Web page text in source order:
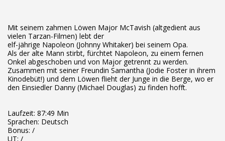
Mit seinem zahmen Löwen Major McTavish (altgedient aus
vielen Tarzan-Filmen) lebt der
elf-jährige Napoleon (Johnny Whitaker) bei seinem Opa.
Als der alte Mann stirbt, fürchtet Napoleon, zu einem fernen
Onkel abgeschoben und von Major getrennt zu werden.
Zusammen mit seiner Freundin Samantha (Jodie Foster in ihrem
Kinodebüt!) und dem Löwen flieht der Junge in die Berge, wo er
den Einsiedler Danny (Michael Douglas) zu finden hofft.
Laufzeit: 87:49 Min
Sprachen: Deutsch
Bonus: /
UT: /